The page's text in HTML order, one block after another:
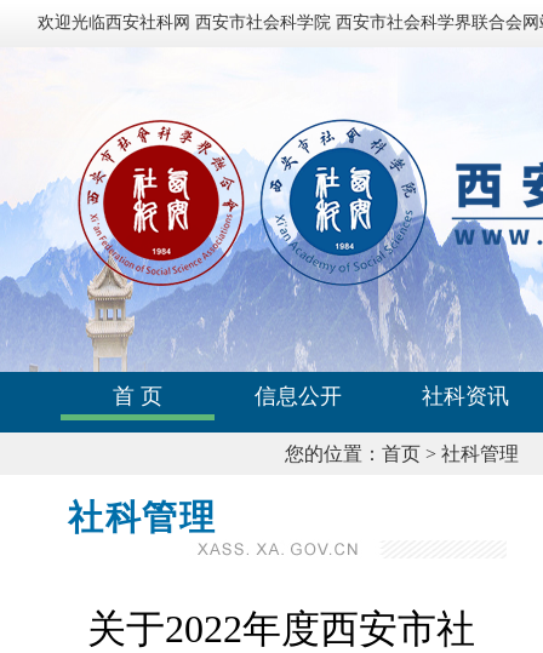
欢迎光临西安社科网 西安市社会科学院 西安市社会科学界联合会
首 页 信息公开 社科资讯
您的位置： 首页 > 社科管理
社科管理
关于2022年度西安市社